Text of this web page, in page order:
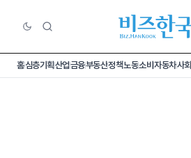
홈심층기획산업금융부동산정책노동소비 자동차사회